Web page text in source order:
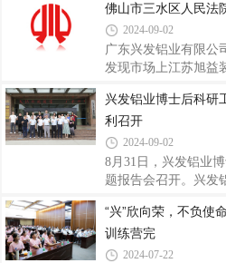
培养等重点工作，通
高素质、富有创新精
获2024中国制造业综
装备制造业100强第
挤压材行业的先进地
国制造企业协会对我
造型企业的数据采集
入、资产总额、利润
从业人数等多维度指
佛山市三水区人民法
2024-09-02
广东兴发铝业有限公
发现市场上江苏旭益
者合法权益，营造清
采取法律行动，现将
民法院执行公告》予
网络谣言，避免被不
意造谣诽谤等违法违
客户及合作伙伴。我
产品和服务，恪守诚
兴发铝业博士后科研
利召开
2024-09-02
8月31日，兴发铝业
题报告会召开。兴发
术专家侯陇刚博士
士围绕其在站期间的
型材形/性协同调控研
“兴”欣向荣，不负使
训练营完
2024-07-22